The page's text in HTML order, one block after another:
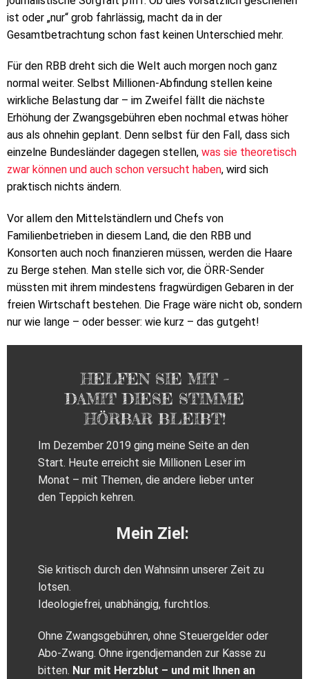
ist oder „nur“ grob fahrlässig, macht da in der
Gesamtbetrachtung schon fast keinen Unterschied mehr.
Für den RBB dreht sich die Welt auch morgen noch ganz
normal weiter. Selbst Millionen-Abfindung stellen keine
wirkliche Belastung dar – im Zweifel fällt die nächste
Erhöhung der Zwangsgebühren eben nochmal etwas höher
aus als ohnehin geplant. Denn selbst für den Fall, dass sich
einzelne Bundesländer dagegen stellen, was sie theoretisch
zwar können und auch schon versucht haben, wird sich
praktisch nichts ändern.
Vor allem den Mittelständlern und Chefs von
Familienbetrieben in diesem Land, die den RBB und
Konsorten auch noch finanzieren müssen, werden die Haare
zu Berge stehen. Man stelle sich vor, die ÖRR-Sender
müssten mit ihrem mindestens fragwürdigen Gebaren in der
freien Wirtschaft bestehen. Die Frage wäre nicht ob, sondern
nur wie lange – oder besser: wie kurz – das gutgeht!
HELFEN SIE MIT –
DAMIT DIESE STIMME
HÖRBAR BLEIBT!
Im Dezember 2019 ging meine Seite an den
Start. Heute erreicht sie Millionen Leser im
Monat – mit Themen, die andere lieber unter
den Teppich kehren.
Mein Ziel:
Sie kritisch durch den Wahnsinn unserer Zeit zu
lotsen.
Ideologiefrei, unabhängig, furchtlos.
Ohne Zwangsgebühren, ohne Steuergelder oder
Abo‑Zwang. Ohne irgendjemanden zur Kasse zu
bitten. Nur mit Herzblut – und mit Ihnen an